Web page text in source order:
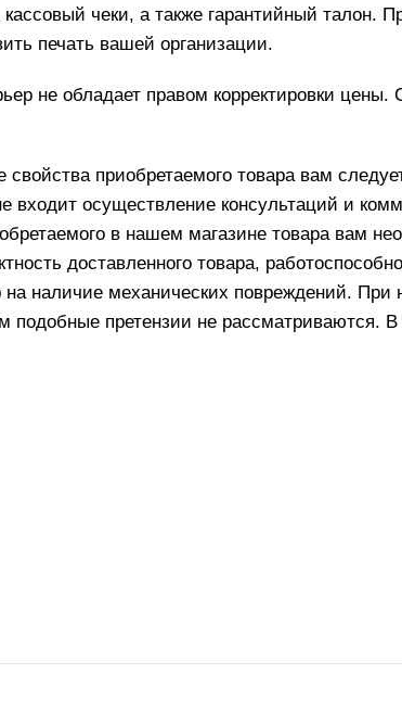
чеки, а также гарантийный талон.
печать вашей организации.
не обладает правом корректировки цены.
приобретаемого товара вам
входит осуществление консультаций и
в нашем магазине товара вам
доставленного товара,
на наличие механических повреждений. При
претензии не рассматриваются. В